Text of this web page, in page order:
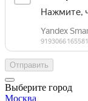
Отправить
Выберите город
Москва